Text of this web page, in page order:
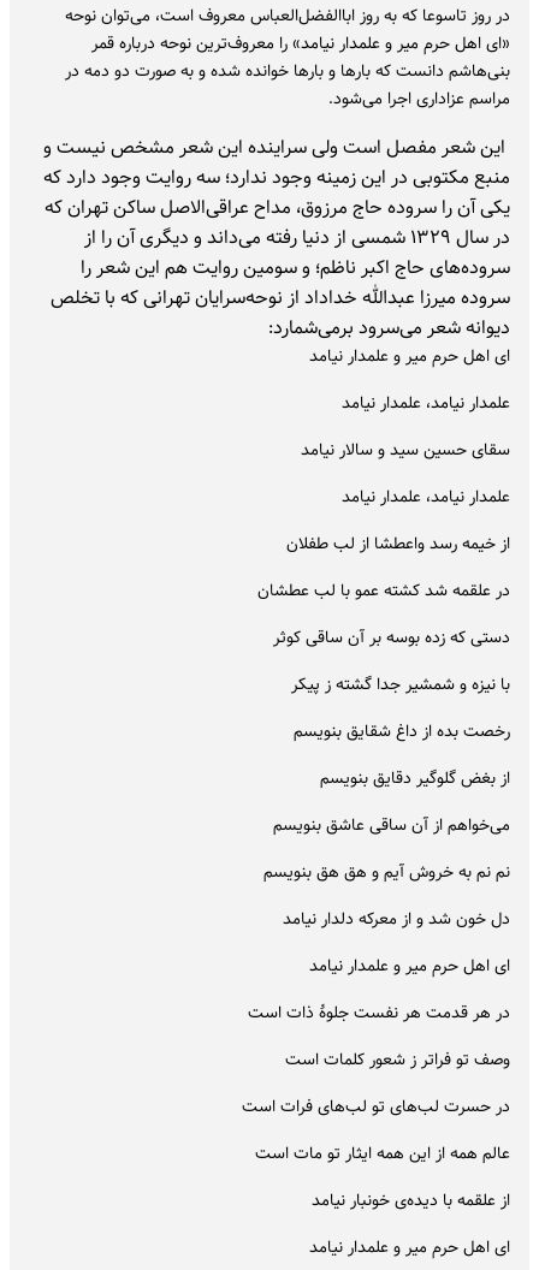
در روز تاسوعا که به روز اباالفضل‌العباس معروف است، می‌توان نوحه
«ای اهل حرم میر و علمدار نیامد» را معروف‌ترین نوحه درباره قمر
بنی‌هاشم دانست که بارها و بارها خوانده شده و به صورت دو دمه در
مراسم عزاداری اجرا می‌شود.
این شعر مفصل است ولی سراینده این شعر مشخص نیست و
منبع مکتوبی در این زمینه وجود ندارد؛ سه روایت وجود دارد که
یکی آن را سروده حاج مرزوق، مداح عراقی‌الاصل ساکن تهران که
در سال ۱۳۲۹ شمسی از دنیا رفته می‌داند و دیگری آن را از
سروده‌های حاج اکبر ناظم؛ و سومین روایت هم این شعر را
سروده میرزا عبدالله خداداد از نوحه‌سرایان تهرانی که با تخلص
دیوانه شعر می‌سرود برمی‌شمارد:
ای اهل حرم میر و علمدار نیامد
علمدار نیامد، علمدار نیامد
سقای حسین سید و سالار نیامد
علمدار نیامد، علمدار نیامد
از خیمه رسد واعطشا از لب طفلان
در علقمه شد کشته عمو با لب عطشان
دستی که زده بوسه بر آن ساقی کوثر
با نیزه و شمشیر جدا گشته ز پیکر
رخصت بده از داغ شقایق بنویسم
از بغض گلوگیر دقایق بنویسم
می‌خواهم از آن ساقی عاشق بنویسم
نم نم به خروش آیم و هق هق بنویسم
دل خون شد و از معرکه دلدار نیامد
ای اهل حرم میر و علمدار نیامد
در هر قدمت هر نفست جلوۀ ذات است
وصف تو فراتر ز شعور کلمات است
در حسرت لب‌های تو لب‌های فرات است
عالم همه از این همه ایثار تو مات است
از علقمه با دیده‌ی خونبار نیامد
ای اهل حرم میر و علمدار نیامد